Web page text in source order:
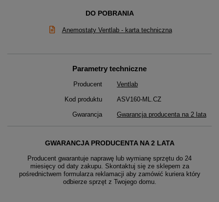
DO POBRANIA
Anemostaty Ventlab - karta techniczna
Parametry techniczne
Producent Ventlab
Kod produktu ASV160-ML.CZ
Gwarancja Gwarancja producenta na 2 lata
GWARANCJA PRODUCENTA NA 2 LATA
Producent gwarantuje naprawę lub wymianę sprzętu do 24
miesięcy od daty zakupu. Skontaktuj się ze sklepem za
pośrednictwem formularza reklamacji aby zamówić kuriera który
odbierze sprzęt z Twojego domu.